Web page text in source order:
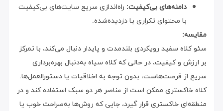
دامنه‌های بی‌کیفیت: راه‌اندازی سریع سایت‌های بی‌کیفیت
با محتوای تکراری یا دزدیده‌شده.
مقایسه:
سئو کلاه سفید رویکردی بلندمدت و پایدار دنبال می‌کند، با تمرکز
بر ارزش و کیفیت، در حالی که کلاه سیاه به‌دنبال بهره‌برداری
سریع از فرصت‌هاست، بدون توجه به اخلاقیات یا دستورالعمل‌ها.
کلاه خاکستری ممکن است از عناصر هر دو سبک استفاده کند و در
منطقه‌ای خاکستری قرار گیرد، جایی که روش‌ها به‌صراحت خوب یا